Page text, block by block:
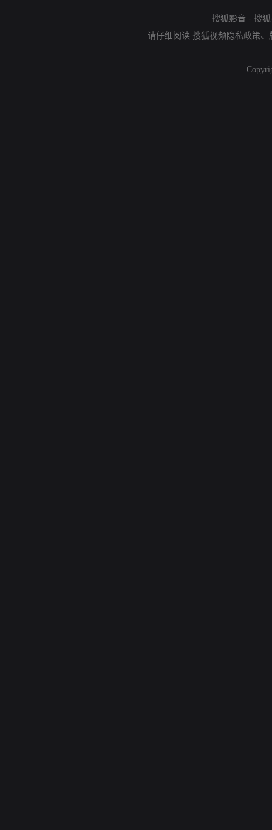
搜狐影音 - 搜
请仔细阅读 搜狐视频隐私政策、